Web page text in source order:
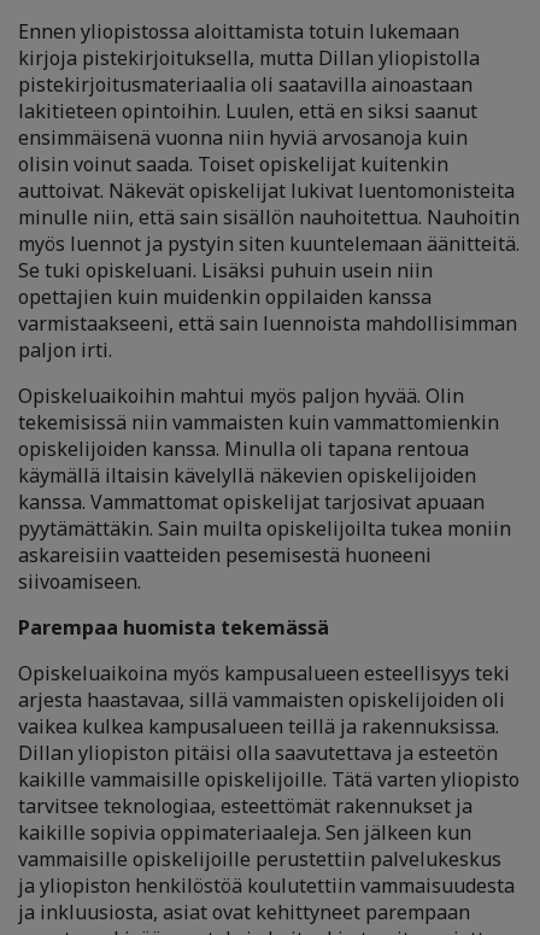
Ennen yliopistossa aloittamista totuin lukemaan
kirjoja pistekirjoituksella, mutta Dillan yliopistolla
pistekirjoitusmateriaalia oli saatavilla ainoastaan
lakitieteen opintoihin. Luulen, että en siksi saanut
ensimmäisenä vuonna niin hyviä arvosanoja kuin
olisin voinut saada. Toiset opiskelijat kuitenkin
auttoivat. Näkevät opiskelijat lukivat luentomonisteita
minulle niin, että sain sisällön nauhoitettua. Nauhoitin
myös luennot ja pystyin siten kuuntelemaan äänitteitä.
Se tuki opiskeluani. Lisäksi puhuin usein niin
opettajien kuin muidenkin oppilaiden kanssa
varmistaakseeni, että sain luennoista mahdollisimman
paljon irti.
Opiskeluaikoihin mahtui myös paljon hyvää. Olin
tekemisissä niin vammaisten kuin vammattomienkin
opiskelijoiden kanssa. Minulla oli tapana rentoua
käymällä iltaisin kävelyllä näkevien opiskelijoiden
kanssa. Vammattomat opiskelijat tarjosivat apuaan
pyytämättäkin. Sain muilta opiskelijoilta tukea moniin
askareisiin vaatteiden pesemisestä huoneeni
siivoamiseen.
Parempaa huomista tekemässä
Opiskeluaikoina myös kampusalueen esteellisyys teki
arjesta haastavaa, sillä vammaisten opiskelijoiden oli
vaikea kulkea kampusalueen teillä ja rakennuksissa.
Dillan yliopiston pitäisi olla saavutettava ja esteetön
kaikille vammaisille opiskelijoille. Tätä varten yliopisto
tarvitsee teknologiaa, esteettömät rakennukset ja
kaikille sopivia oppimateriaaleja. Sen jälkeen kun
vammaisille opiskelijoille perustettiin palvelukeskus
ja yliopiston henkilöstöä koulutettiin vammaisuudesta
ja inkluusiosta, asiat ovat kehittyneet parempaan